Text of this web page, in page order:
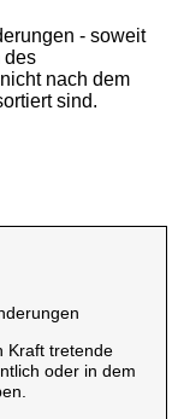
- soweit
des
nach dem
sind.
Kraft tretende
oder in dem